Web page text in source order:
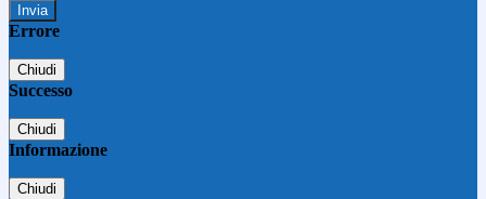
Errore
Chiudi
Successo
Chiudi
Informazione
Chiudi